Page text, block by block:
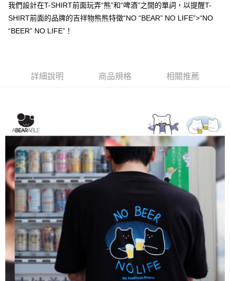
每筆NT$80，滿NT$1,000(含以上)免運費
每筆NT$250，滿NT$2,000(含以上)免運費
我們設計在T-SHIRT前面玩弄“熊”和“啤酒”之間的單詞，以提醒T-
SHIRT前面的品牌的吉祥物熊熊特徵“NO “BEAR” NO LIFE”>“NO
“BEER” NO LIFE”！
詳細說明 商品規格 相關推薦